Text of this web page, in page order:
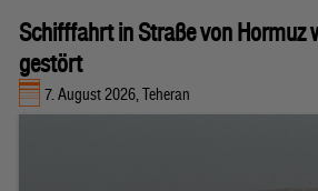
Schifffahrt in Straße von Hormuz
gestört
7. August 2026, Teheran